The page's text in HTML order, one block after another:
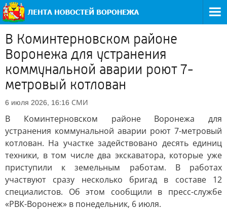
В Коминтерновском районе
Воронежа для устранения
коммунальной аварии роют 7-
метровый котлован
6 июля 2026, 16:16 СМИ
В Коминтерновском районе Воронежа для
устранения коммунальной аварии роют 7-метровый
котлован. На участке задействовано десять единиц
техники, в том числе два экскаватора, которые уже
приступили к земельным работам. В работах
участвуют сразу несколько бригад в составе 12
специалистов. Об этом сообщили в пресс-службе
«РВК-Воронеж» в понедельник, 6 июля.